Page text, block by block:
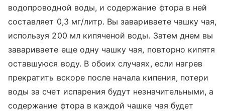
водопроводной воды, и содержание фтора в ней
составляет 0,3 мг/литр. Вы завариваете чашку чая,
используя 200 мл кипяченой воды. Затем днем вы
завариваете еще одну чашку чая, повторно кипятя
оставшуюся воду. В обоих случаях, если нагрев
прекратить вскоре после начала кипения, потери
воды за счет испарения будут незначительными, а
содержание фтора в каждой чашке чая будет